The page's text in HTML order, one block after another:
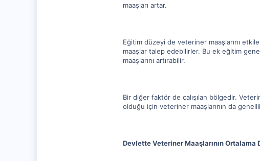
maaşları artar.
Eğitim düzeyi de veteriner maaşlarını
maaşlar talep edebilirler. Bu ek eğitim
maaşlarını artırabilir.
Bir diğer faktör de çalışılan bölgedir.
olduğu için veteriner maaşlarının da
Devlette Veteriner Maaşlarının Ortalama